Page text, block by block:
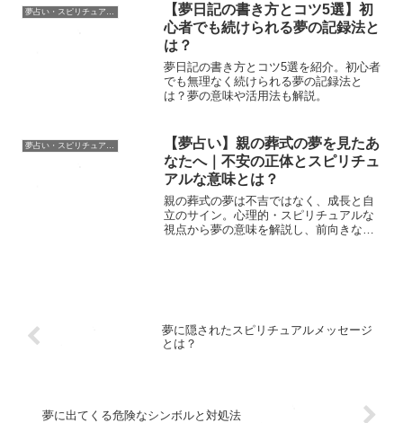
【夢日記の書き方とコツ5選】初
心者でも続けられる夢の記録法と
は？
夢日記の書き方とコツ5選を紹介。初心者
でも無理なく続けられる夢の記録法と
は？夢の意味や活用法も解説。
夢占い・スピリチュアル辞典
【夢占い】親の葬式の夢を見たあ
なたへ｜不安の正体とスピリチュ
アルな意味とは？
親の葬式の夢は不吉ではなく、成長と自
立のサイン。心理的・スピリチュアルな
視点から夢の意味を解説し、前向きな解
夢に隠されたスピリチュアルメッセージ
とは？
夢に出てくる危険なシンボルと対処法